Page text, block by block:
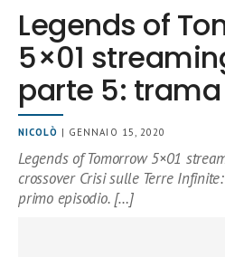
Legends of
5×01
parte 5:
NICOLÒ | GENNAIO 15, 2020
Legends of Tomorrow 5×01
crossover Crisi sulle Terre
primo episodio. […]